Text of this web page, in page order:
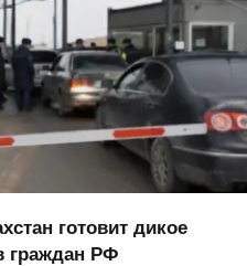
готовит дикое
граждан РФ